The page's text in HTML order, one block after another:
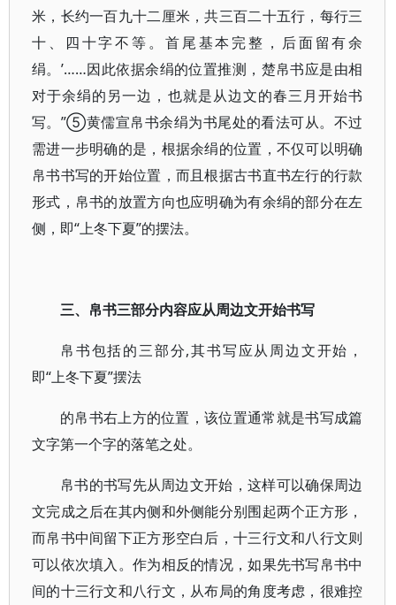
米，长约一百九十二厘米，共三百二十五行，每行三
十、四十字不等。首尾基本完整，后面留有余
绢。’……因此依据余绢的位置推测，楚帛书应是由相
对于余绢的另一边，也就是从边文的春三月开始书
写。”⑤黄儒宣帛书余绢为书尾处的看法可从。不过
需进一步明确的是，根据余绢的位置，不仅可以明确
帛书书写的开始位置，而且根据古书直书左行的行款
形式，帛书的放置方向也应明确为有余绢的部分在左
侧，即“上冬下夏”的摆法。
三、帛书三部分内容应从周边文开始书写
帛书包括的三部分,其书写应从周边文开始，
即“上冬下夏”摆法
的帛书右上方的位置，该位置通常就是书写成篇
文字第一个字的落笔之处。
帛书的书写先从周边文开始，这样可以确保周边
文完成之后在其内侧和外侧能分别围起两个正方形，
而帛书中间留下正方形空白后，十三行文和八行文则
可以依次填入。作为相反的情况，如果先书写帛书中
间的十三行文和八行文，从布局的角度考虑，很难控